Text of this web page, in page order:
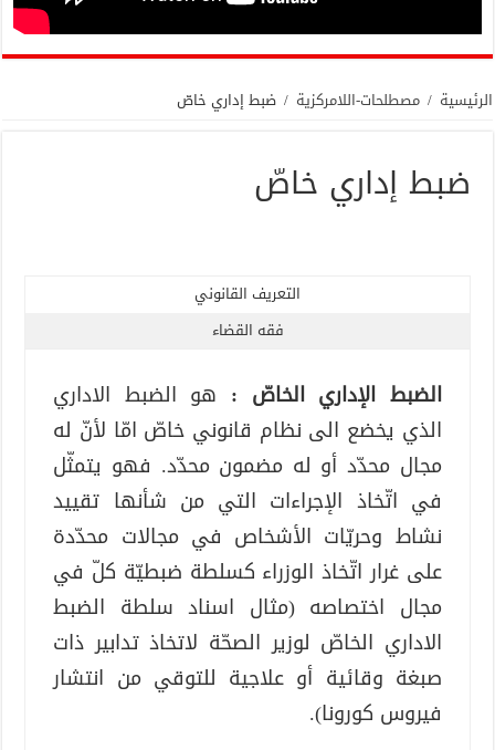
الرئيسية / مصطلحات-اللامركزية / ضبط إداري خاصّ
ضبط إداري خاصّ
التعريف القانوني
فقه القضاء
الضبط الإداري الخاصّ : هو الضبط الاداري
الذي يخضع الى نظام قانوني خاصّ امّا لأنّ له
مجال محدّد أو له مضمون محدّد. فهو يتمثّل
في اتّخاذ الإجراءات التي من شأنها تقييد
نشاط وحريّات الأشخاص في مجالات محدّدة
على غرار اتّخاذ الوزراء كسلطة ضبطيّة كلّ في
مجال اختصاصه (مثال اسناد سلطة الضبط
الاداري الخاصّ لوزير الصحّة لاتخاذ تدابير ذات
صبغة وقائية أو علاجية للتوقي من انتشار
فيروس كورونا).